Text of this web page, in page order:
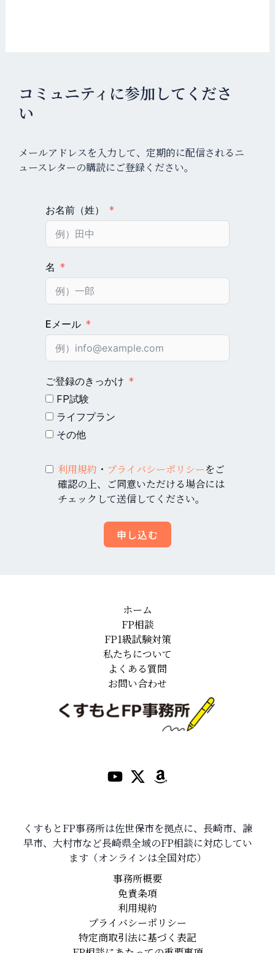
コミュニティに参加してくださ
い
メールアドレスを入力して、定期的に配信されるニ
ュースレターの購読にご登録ください。
お名前（姓）
名
Eメール
ご登録のきっかけ
FP試験
ライフプラン
その他
利用規約 ・ プライバシーポリシーをご
確認の上、ご同意いただける場合には
チェックして送信してください。
申し込む
ホーム
FP相談
FP1級試験対策
私たちについて
よくある質問
お問い合わせ
くすもとFP事務所は佐世保市を拠点に、長崎市、諫
早市、大村市など長崎県全域のFP相談に対応してい
ます（オンラインは全国対応）
事務所概要
免責条項
利用規約
プライバシーポリシー
特定商取引法に基づく表記